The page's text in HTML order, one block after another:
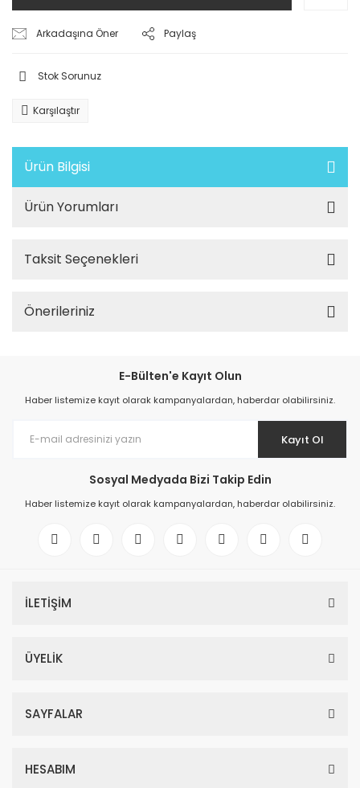
Arkadaşına Öner Paylaş
Stok Sorunuz
Karşılaştır
Ürün Bilgisi
Ürün Yorumları
Taksit Seçenekleri
Önerileriniz
E-Bülten'e Kayıt Olun
Haber listemize kayıt olarak kampanyalardan, haberdar olabilirsiniz.
Kayıt Ol
Sosyal Medyada Bizi Takip Edin
Haber listemize kayıt olarak kampanyalardan, haberdar olabilirsiniz.
İLETİŞİM
ÜYELİK
SAYFALAR
HESABIM